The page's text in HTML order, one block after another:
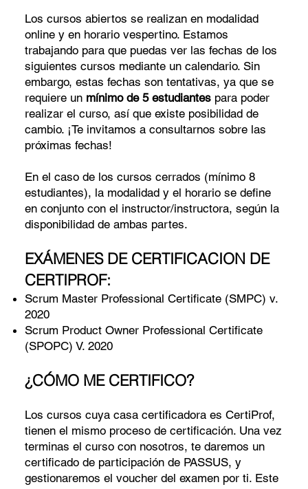
Los cursos abiertos se realizan en modalidad
online y en horario vespertino. Estamos
trabajando para que puedas ver las fechas de los
siguientes cursos mediante un calendario. Sin
embargo, estas fechas son tentativas, ya que se
requiere un mínimo de 5 estudiantespara poder
realizar el curso, así que existe posibilidad de
cambio. ¡Te invitamos a consultarnos sobre las
próximas fechas!
En el caso de los cursos cerrados (mínimo 8
estudiantes), la modalidad y el horario se define
en conjunto con el instructor/instructora, según la
disponibilidad de ambas partes.
EXÁMENES DE CERTIFICACION DE
CERTIPROF:
Scrum Master Professional Certificate (SMPC) v.
2020
Scrum Product Owner Professional Certificate
(SPOPC) V. 2020
¿CÓMO ME CERTIFICO?
Los cursos cuya casa certificadora es CertiProf,
tienen el mismo proceso de certificación. Una vez
terminas el curso con nosotros, te daremos un
certificado de participación de PASSUS, y
gestionaremos el voucher del examen por ti. Este